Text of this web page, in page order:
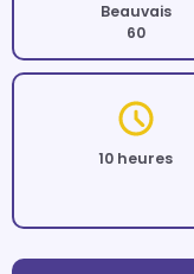
Beauvais
60
10 heures